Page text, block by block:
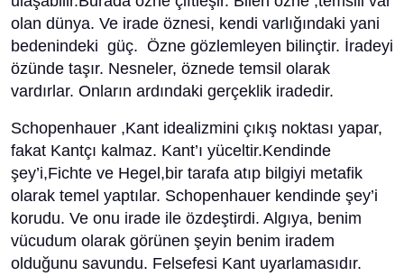
olan dünya. Ve irade öznesi, kendi varlığındaki yani
bedenindeki güç. Özne gözlemleyen bilinçtir. İradeyi
özünde taşır. Nesneler, öznede temsil olarak
vardırlar. Onların ardındaki gerçeklik iradedir.
Schopenhauer ,Kant idealizmini çıkış noktası yapar,
fakat Kantçı kalmaz. Kant’ı yüceltir.Kendinde
şey’i,Fichte ve Hegel,bir tarafa atıp bilgiyi metafik
olarak temel yaptılar. Schopenhauer kendinde şey’i
korudu. Ve onu irade ile özdeştirdi. Algıya, benim
vücudum olarak görünen şeyin benim iradem
olduğunu savundu. Felsefesi Kant uyarlamasıdır.